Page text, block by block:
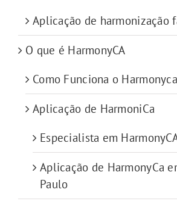
Aplicação de harmonização
O que é HarmonyCA
Como Funciona o Harmonyca
Aplicação de HarmoniCa
Especialista em
Aplicação de HarmonyCa
Paulo